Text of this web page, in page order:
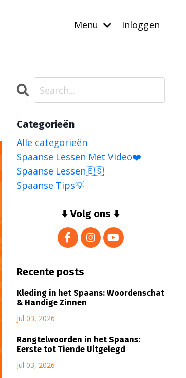
Menu Inloggen
Categorieën
Alle categorieën
Spaanse Lessen Met Video❤️
Spaanse Lessen🇪🇸
Spaanse Tips💡
⬇️ Volg ons ⬇️
Recente posts
Kleding in het Spaans: Woordenschat
& Handige Zinnen
Jul 03, 2026
Rangtelwoorden in het Spaans:
Eerste tot Tiende Uitgelegd
Jul 03, 2026